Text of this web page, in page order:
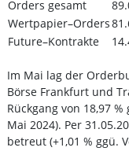
Orders gesamt
Wertpapier–Orders
Future–Kontrakte
Im Mai lag der
Börse Frankfurt und
Rückgang von 18,97
Mai 2024). Per
betreut (+1,01 % ggü.